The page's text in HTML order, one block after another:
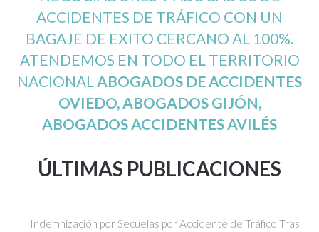
ACCIDENTES DE TRÁFICO CON UN
BAGAJE DE EXITO CERCANO AL 100%.
ATENDEMOS EN TODO EL TERRITORIO
NACIONALABOGADOS DE ACCIDENTES
OVIEDO, ABOGADOS GIJÓN,
ABOGADOS ACCIDENTES AVILÉS
ÚLTIMAS PUBLICACIONES
Indemnización por Secuelas por Accidente de Tráfico Tras